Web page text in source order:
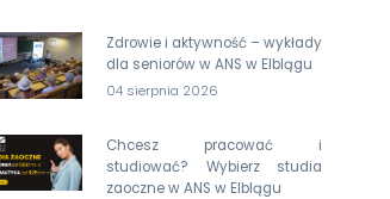
Zdrowie i aktywność – wykłady
dla seniorów w ANS w Elblągu
04 sierpnia 2026
Chcesz pracować i
studiować? Wybierz studia
zaoczne w ANS w Elblągu